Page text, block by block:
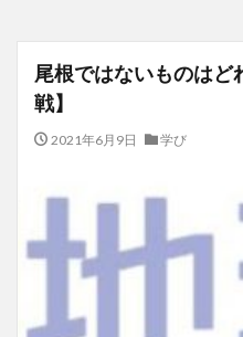
尾根ではないものはど
戦】
2021年6月9日 学び